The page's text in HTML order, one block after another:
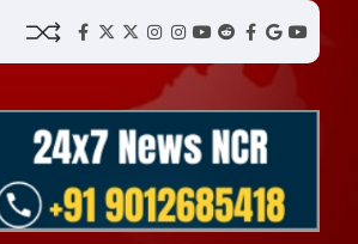
facebook
Twitter
twitterInstagram
instagram
YouTube
redditFacebook
googleyoutube